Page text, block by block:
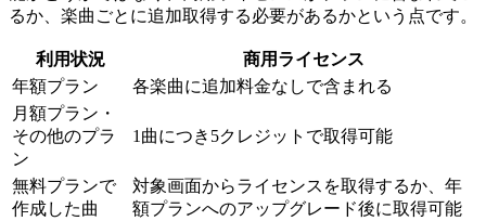
るか、楽曲ごとに追加取得する必要があるかという点です。
利用状況
商用ライセンス
年額プラン
各楽曲に追加料金なしで含まれる
月額プラン・
その他のプラ
ン
1曲につき5クレジットで取得可能
無料プランで
作成した曲
対象画面からライセンスを取得するか、年
額プランへのアップグレード後に取得可能